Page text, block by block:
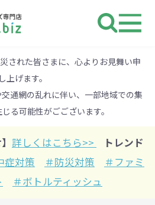
された皆さまに、心よりお見舞い申
し上げます。
通網の乱れに伴い、一部地域での集
る可能性がごございます。
詳しくはこちら>>
トレンド
症対策 ＃防災対策
＃ファミ
＃ボトルティッシュ